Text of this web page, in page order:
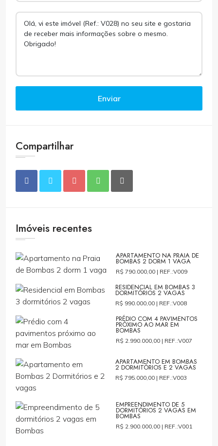
Enviar
Compartilhar
Imóveis recentes
APARTAMENTO NA PRAIA DE
BOMBAS 2 DORM 1 VAGA
R$ 790.000,00 | REF.:V009
RESIDENCIAL EM BOMBAS 3
DORMITÓRIOS 2 VAGAS
R$ 990.000,00 | REF.:V008
PRÉDIO COM 4 PAVIMENTOS
PRÓXIMO AO MAR EM
BOMBAS
R$ 2.990.000,00 | REF.:V007
APARTAMENTO EM BOMBAS
2 DORMITÓRIOS E 2 VAGAS
R$ 795.000,00 | REF.:V003
EMPREENDIMENTO DE 5
DORMITÓRIOS 2 VAGAS EM
BOMBAS
R$ 2.900.000,00 | REF.:V001